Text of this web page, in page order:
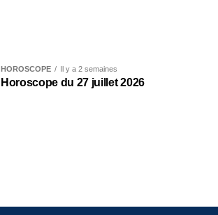
HOROSCOPE Il y a 2 semaines
Horoscope du 27 juillet 2026